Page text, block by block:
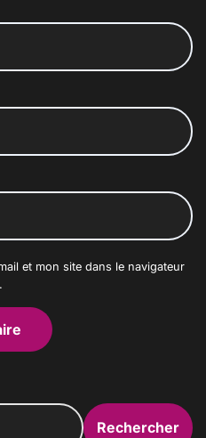
et mon site dans le navigateur
Rechercher